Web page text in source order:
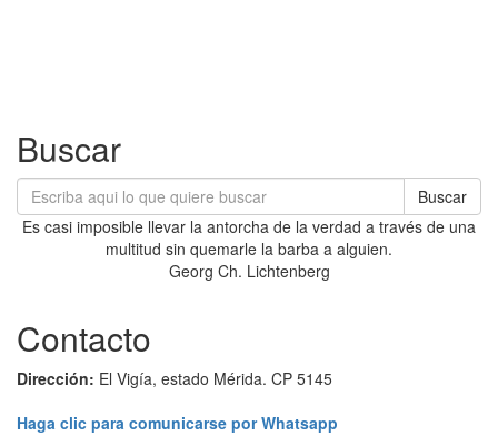
Buscar
Buscar
Es casi imposible llevar la antorcha de la verdad a través de una
multitud sin quemarle la barba a alguien.
Georg Ch. Lichtenberg
Contacto
Dirección: El Vigía, estado Mérida. CP 5145
Haga clic para comunicarse por Whatsapp